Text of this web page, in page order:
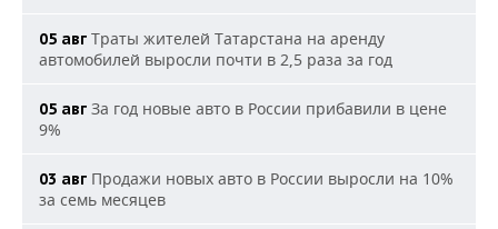
05 авг Траты жителей Татарстана на аренду
автомобилей выросли почти в 2,5 раза за год
05 авг За год новые авто в России прибавили в цене
9%
03 авг Продажи новых авто в России выросли на 10%
за семь месяцев